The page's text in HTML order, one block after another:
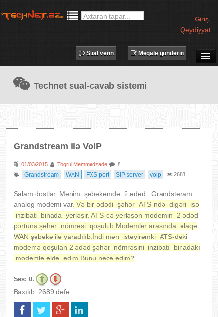
Giriş
Qeydiyyat
TECHNET TV
MƏQALƏLƏR
XƏBƏRLƏR
Məqalə göndərin
Sual verin
Technet sual-cavab sistemi
Grandstream ilə VoIP
: 01/03/2015 : Togrul Memmedzade
: 8
:
Grandstream WAN FXS port SIP server voip 2688
Salam dostlar. Mənim şəbəkəmdə 2 ədəd Grandsteram
analog modemi var . Və bir ədədi şəhər ATS-ndə digəri isə
inzibati binada yerləşir. ATS-də yerləşən modemin 2 ədəd
portuna şəhər nömrəsi qoşulub.Modemlər arasında əlaqə
WAN şəbəkə ilə yaradılıb.İndi mən istəyirəmki ATS-dəki
modemə qoşulan 2 ədəd şəhər nömrəsini inzibatı binadakı
modemlə əldə edim.Bunu necə edim?
Səs: 0.
Baxılıb: 2689 dəfə